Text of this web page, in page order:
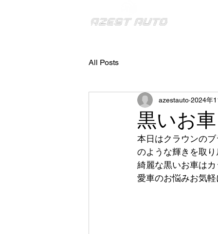
All Posts
黒いお
azestauto 2024年
本日はクラウンの
のような輝きを取
綺麗な黒いお車は
愛車のお悩みお気